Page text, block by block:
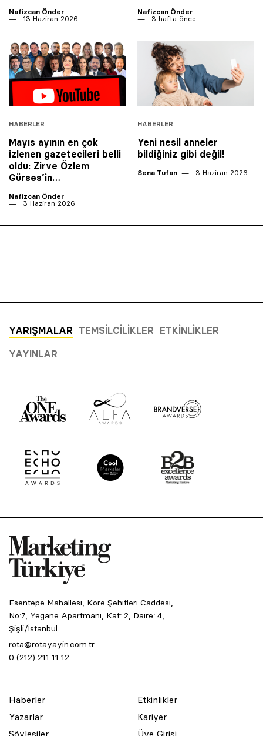
Nafizcan Önder
13 Haziran 2026
Nafizcan Önder
3 hafta önce
HABERLER
Mayıs ayının en çok
izlenen gazetecileri belli
oldu: Zirve Özlem
Gürses’in…
Nafizcan Önder
3 Haziran 2026
HABERLER
Yeni nesil anneler
bildiğiniz gibi değil!
Sena Tufan 3 Haziran 2026
YARIŞMALAR TEMSILCILIKLER ETKINLIKLER
YAYINLAR
Esentepe Mahallesi, Kore Şehitleri Caddesi,
No:7, Yegane Apartmanı, Kat: 2, Daire: 4,
Şişli/İstanbul
rota@rotayayin.com.tr
0 (212) 211 11 12
Haberler
Yazarlar
Etkinlikler
Kariyer